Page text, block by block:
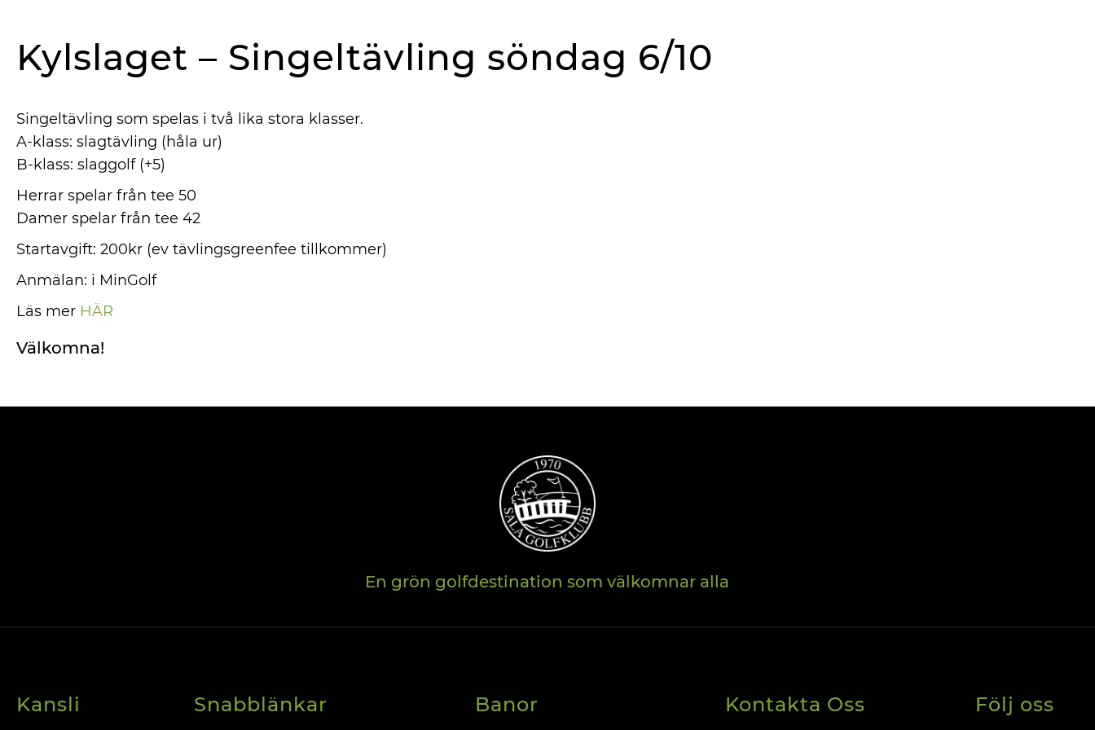
Kylslaget – Singeltävling söndag 6/10
Singeltävling som spelas i två lika stora klasser.
A-klass: slagtävling (håla ur)
B-klass: slaggolf (+5)
Herrar spelar från tee 50
Damer spelar från tee 42
Startavgift: 200kr (ev tävlingsgreenfee tillkommer)
Anmälan: i MinGolf
Läs mer HÄR
Välkomna!
En grön golfdestination som välkomnar alla
Kansli Snabblänkar Banor Kontakta Oss Följ oss